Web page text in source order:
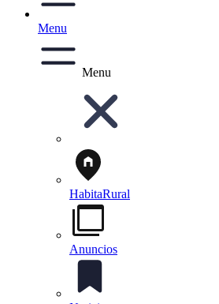
Menu
Menu
HabitaRural
Anuncios